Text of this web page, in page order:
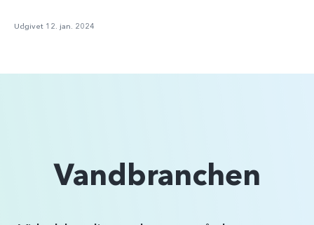
Udgivet 12. jan. 2024
Vandbranchen